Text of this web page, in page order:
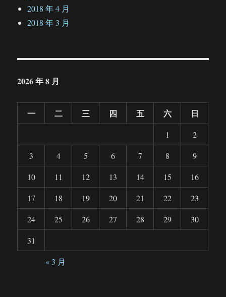
2018 年 4 月
2018 年 3 月
2026 年 8 月
一 二 三 四 五 六 日
1
2
3
4 5 6 7 8
9
10
11 12 13 14 15
16
17
18 19 20 21 22
23
24
25 26 27 28 29
30
31
« 3 月